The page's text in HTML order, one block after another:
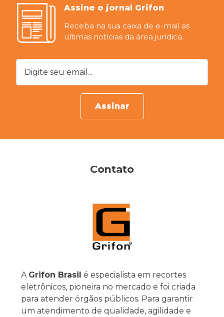
Assine o jornal Grifon
Receba na sua caixa de e-mail as
últimas notícias da área jurídica.
Digite seu email...
Assinar
Contato
A Grifon Brasil é especialista em recortes
eletrônicos, pioneira no mercado e foi criada
para atender órgãos públicos. Para garantir
um atendimento de qualidade, agilidade e